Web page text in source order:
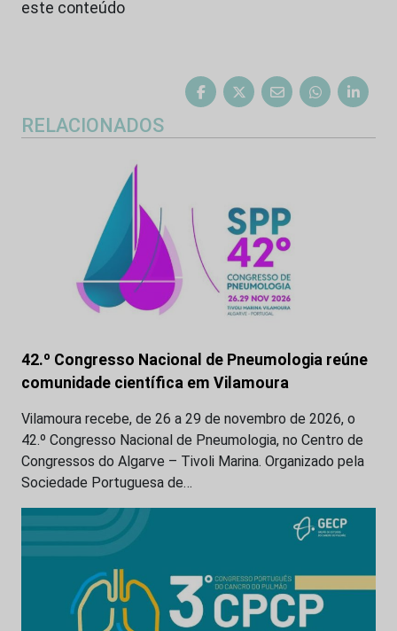
este conteúdo
RELACIONADOS
42.º Congresso Nacional de Pneumologia reúne
comunidade científica em Vilamoura
Vilamoura recebe, de 26 a 29 de novembro de 2026, o
42.º Congresso Nacional de Pneumologia, no Centro de
Congressos do Algarve – Tivoli Marina. Organizado pela
Sociedade Portuguesa de…